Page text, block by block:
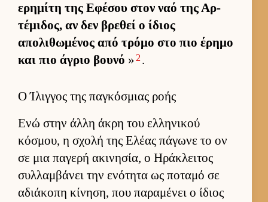
ερημίτη της Εφέσου στον ναό της Αρ­
τέμιδος, αν δεν βρεθεί ο ίδιος
απολιθωμένος από τρόμο στο πιο έρημο
και πιο άγριο βουνό » 2 .
Ο Ίλιγγος της παγκόσμιας ροής
Ενώ στην άλλη άκρη του ελ­ληνικού
κόσμου, η σχολή της Ελέας πάγωνε το ον
σε μια παγερή ακινησία, ο Ηράκλει­τος
συλ­λαμ­βάνει την ενότητα ως ποταμό σε
αδιάκοπη κίνηση, που παραμένει ο ίδιος